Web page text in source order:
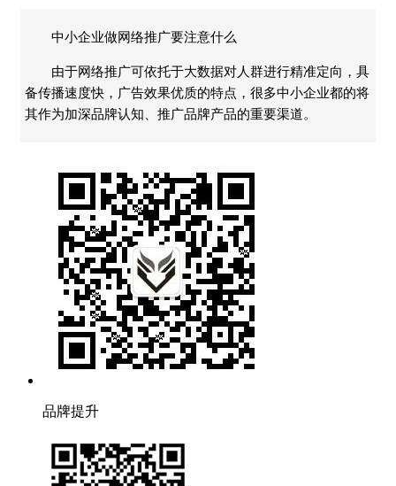
中小企业做网络推广要注意什么
由于网络推广可依托于大数据对人群进行精准定向，具
备传播速度快，广告效果优质的特点，很多中小企业都的将
其作为加深品牌认知、推广品牌产品的重要渠道。
品牌提升